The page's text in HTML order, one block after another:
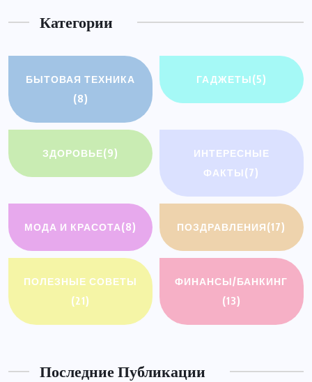
Категории
БЫТОВАЯ ТЕХНИКА
(8)
ГАДЖЕТЫ(5)
ЗДОРОВЬЕ(9)
ИНТЕРЕСНЫЕ
ФАКТЫ(7)
МОДА И КРАСОТА(8) ПОЗДРАВЛЕНИЯ(17)
ПОЛЕЗНЫЕ СОВЕТЫ
(21)
ФИНАНСЫ/БАНКИНГ
(13)
Последние Публикации